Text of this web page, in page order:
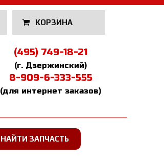
КОРЗИНА
(495) 749-18-21
(г. Дзержинский)
8-909-6-333-555
(для интернет заказов)